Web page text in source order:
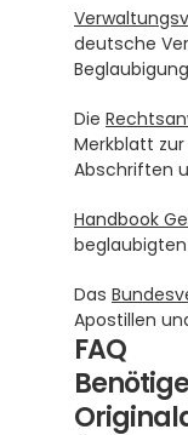
deutsche
Die
Merkblatt
Abschriften
Handbook
Das
Apostillen
FAQ